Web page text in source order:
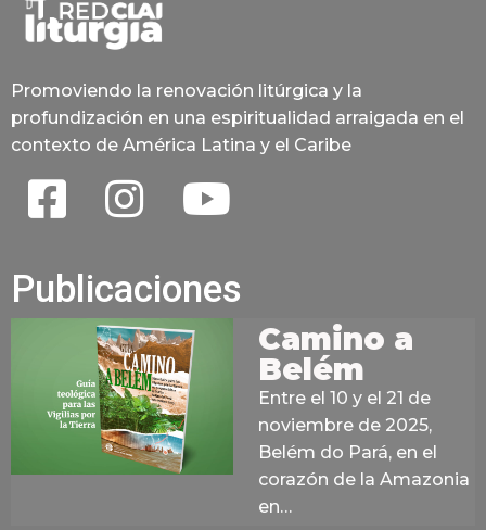
Promoviendo la renovación litúrgica y la
profundización en una espiritualidad arraigada en el
contexto de América Latina y el Caribe
Publicaciones
Camino a
Belém
Entre el 10 y el 21 de
noviembre de 2025,
Belém do Pará, en el
corazón de la Amazonia
en…